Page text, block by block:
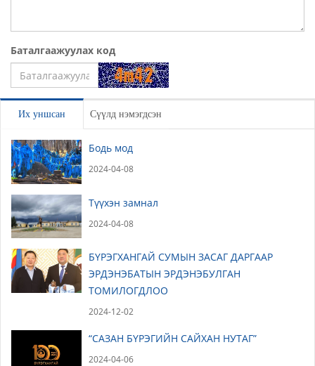
Баталгаажуулах код
Их уншсан Сүүлд нэмэгдсэн
Бодь мод
2024-04-08
Түүхэн замнал
2024-04-08
БҮРЭГХАНГАЙ СУМЫН ЗАСАГ ДАРГААР
ЭРДЭНЭБАТЫН ЭРДЭНЭБУЛГАН
ТОМИЛОГДЛОО
2024-12-02
“САЗАН БҮРЭГИЙН САЙХАН НУТАГ”
2024-04-06